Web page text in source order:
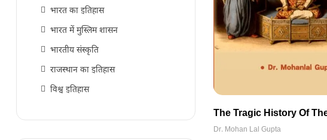
The Tragic History Of
Sultanate (ENGLISH)
Dr. Mohan Lal Gupta
भारत का इतिहास
भारत में मुस्लिम शासन
भारतीय संस्कृति
राजस्थान का इतिहास
विश्व इतिहास